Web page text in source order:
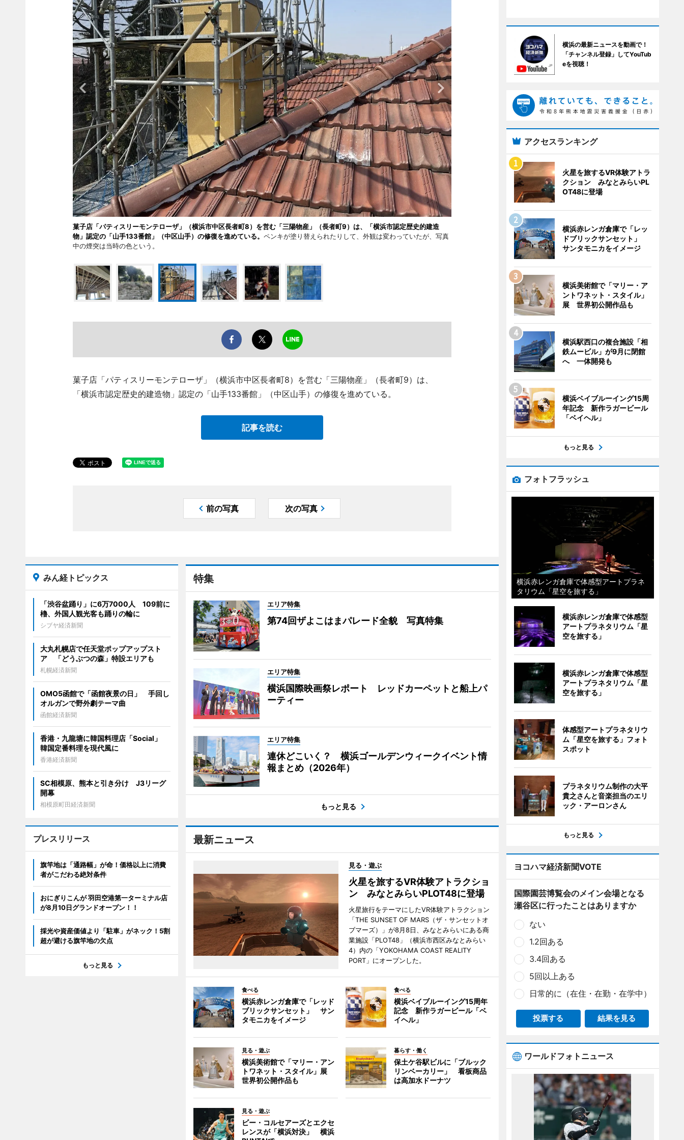
菓子店「パティスリーモンテローザ」（横浜市中区長者町8）を営む「三陽物産」（長者町9）は、「横浜市認定歴史的建造
物」認定の「山手133番館」（中区山手）の修復を進めている。 ペンキが塗り替えられたりして、外観は変わっていたが、写真
中の煙突は当時の色という。
菓子店「パティスリーモンテローザ」（横浜市中区長者町8）を営む「三陽物産」（長者町9）は、
「横浜市認定歴史的建造物」認定の「山手133番館」（中区山手）の修復を進めている。
記事を読む
前の写真 次の写真
特集
エリア特集
第74回ザよこはまパレード全貌 写真特集
エリア特集
横浜国際映画祭レポート レッドカーペットと船上パ
ーティー
エリア特集
連休どこいく？ 横浜ゴールデンウィークイベント情
報まとめ（2026年）
もっと見る
最新ニュース
見る・遊ぶ
火星を旅するVR体験アトラクショ
ン みなとみらいPLOT48に登場
火星旅行をテーマにしたVR体験アトラクション
「THE SUNSET OF MARS（ザ・サンセットオ
ブマーズ）」が8月8日、みなとみらいにある商
業施設「PLOT48」（横浜市西区みなとみらい
4）内の「YOKOHAMA COAST REALITY
PORT」にオープンした。
食べる
横浜赤レンガ倉庫で「レッド
ブリックサンセット」 サン
タモニカをイメージ
食べる
横浜ベイブルーイング15周年
記念 新作ラガービール「ベ
イヘル」
見る・遊ぶ
横浜美術館で「マリー・アン
トワネット・スタイル」展
世界初公開作品も
暮らす・働く
保土ケ谷駅ビルに「ブルック
リンベーカリー」 看板商品
は高加水ドーナツ
見る・遊ぶ
ビー・コルセアーズとエクセ
レンスが「横浜対決」 横浜
みん経トピックス
「渋谷盆踊り」に6万7000人 109前に
櫓、外国人観光客も踊りの輪に
シブヤ経済新聞
大丸札幌店で任天堂ポップアップスト
ア 「どうぶつの森」特設エリアも
札幌経済新聞
OMO5函館で「函館夜景の日」 手回し
オルガンで野外劇テーマ曲
函館経済新聞
香港・九龍塘に韓国料理店「Social」
韓国定番料理を現代風に
香港経済新聞
SC相模原、熊本と引き分け J3リーグ
開幕
相模原町田経済新聞
プレスリリース
旗竿地は「通路幅」が命！価格以上に消費
者がこだわる絶対条件
おにぎりこんが 羽田空港第一ターミナル店
が8月10日グランドオープン！！
採光や資産価値より「駐車」がネック！5割
超が避ける旗竿地の欠点
もっと見る
横浜の最新ニュースを動画で！
「チャンネル登録」してYouTub
eを視聴！
アクセスランキング
火星を旅するVR体験アトラ
クション みなとみらいPL
OT48に登場
横浜赤レンガ倉庫で「レッ
ドブリックサンセット」
サンタモニカをイメージ
横浜美術館で「マリー・ア
ントワネット・スタイル」
展 世界初公開作品も
横浜駅西口の複合施設「相
鉄ムービル」が9月に閉館
へ 一体開発も
横浜ベイブルーイング15周
年記念 新作ラガービール
「ベイヘル」
もっと見る
フォトフラッシュ
横浜赤レンガ倉庫で体感型アートプラネ
タリウム「星空を旅する」
横浜赤レンガ倉庫で体感型
アートプラネタリウム「星
空を旅する」
横浜赤レンガ倉庫で体感型
アートプラネタリウム「星
空を旅する」
体感型アートプラネタリウ
ム「星空を旅する」フォト
スポット
プラネタリウム制作の大平
貴之さんと音楽担当のエリ
ック・アーロンさん
もっと見る
ヨコハマ経済新聞VOTE
国際園芸博覧会のメイン会場となる
瀬谷区に行ったことはありますか
ない
1.2回ある
3.4回ある
5回以上ある
日常的に（在住・在勤・在学中）
投票する 結果を見る
ワールドフォトニュース